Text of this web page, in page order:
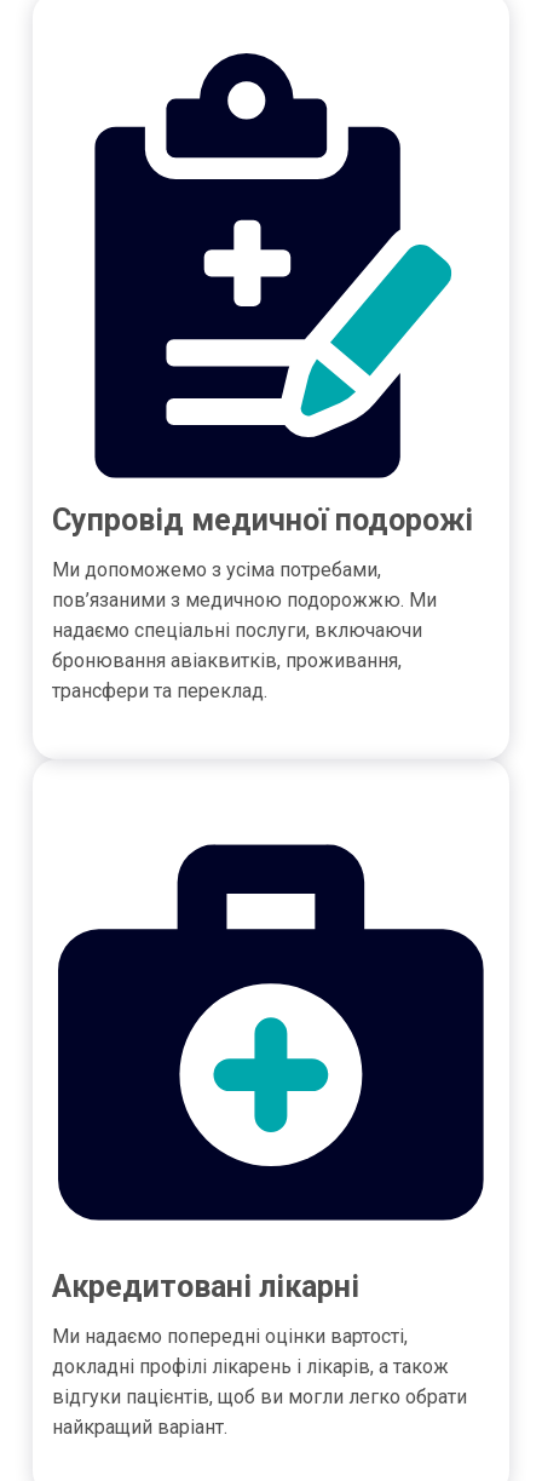
Супровід медичної подорожі
Ми допоможемо з усіма потребами,
пов’язаними з медичною подорожжю. Ми
надаємо спеціальні послуги, включаючи
бронювання авіаквитків, проживання,
трансфери та переклад.
Акредитовані лікарні
Ми надаємо попередні оцінки вартості,
докладні профілі лікарень і лікарів, а також
відгуки пацієнтів, щоб ви могли легко обрати
найкращий варіант.